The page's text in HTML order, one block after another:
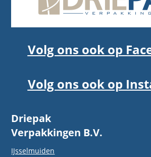
Volg ons ook op
Volg ons ook op
Driepak
Verpakkingen B.V.
IJsselmuiden